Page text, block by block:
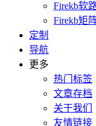
Firekb软
Firekb矩
定制
导航
更多
热门标签
文章存档
关于我们
友情链接